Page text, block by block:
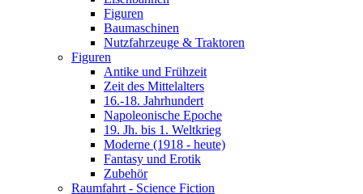
Figuren
Baumaschinen
Nutzfahrzeuge & Traktoren
Figuren
Antike und Frühzeit
Zeit des Mittelalters
16.-18. Jahrhundert
Napoleonische Epoche
19. Jh. bis 1. Weltkrieg
Moderne (1918 - heute)
Fantasy und Erotik
Zubehör
Raumfahrt - Science Fiction